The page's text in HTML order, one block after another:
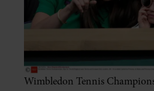
Wimbledon Tennis